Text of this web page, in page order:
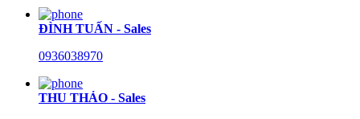
ĐÌNH TUẤN - Sales
0936038970
THU THẢO - Sales